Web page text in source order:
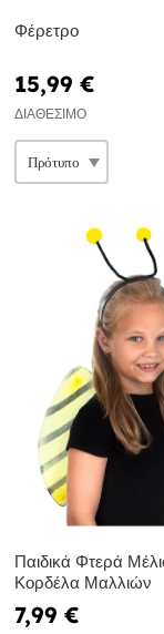
Φέρετρο
15,99 €
ΔΙΑΘΈΣΙΜΟ
Παιδικά Φτερά
Κορδέλα Μαλλιών
7,99 €